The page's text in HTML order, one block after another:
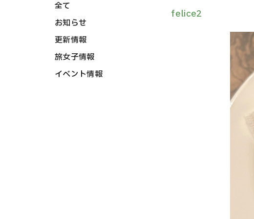
felice2
全て
お知らせ
更新情報
旅女子情報
イベント情報